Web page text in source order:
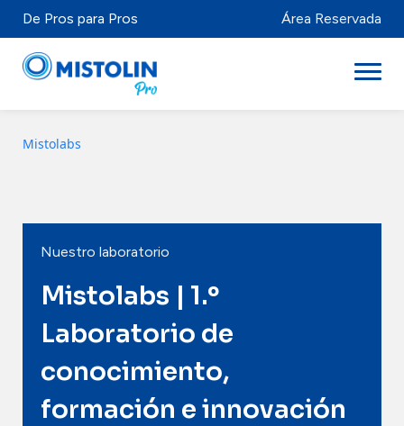
De Pros para Pros Área Reservada
Sectores
Sobre Nosotros
Recursos
Mistolabs
Nuestro laboratorio
Mistolabs | 1.º
Laboratorio de
conocimiento,
formación e innovación